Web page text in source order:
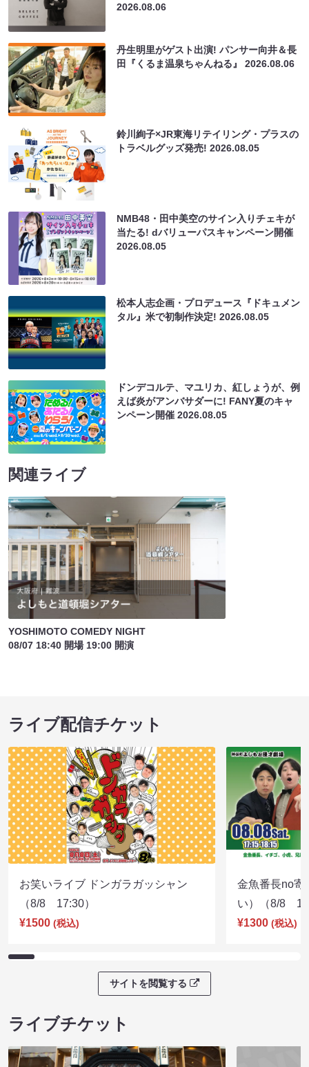
2026.08.06
丹生明里がゲスト出演! パンサー向井＆長
田『くるま温泉ちゃんねる』2026.08.06
鈴川絢子×JR東海リテイリング・プラスの
トラベルグッズ発売!2026.08.05
NMB48・田中美空のサイン入りチェキが
当たる! dバリューパスキャンペーン開催
2026.08.05
松本人志企画・プロデュース『ドキュメン
タル』米で初制作決定!2026.08.05
ドンデコルテ、マユリカ、紅しょうが、例
えば炎がアンバサダーに! FANY夏のキャ
ンペーン開催2026.08.05
関連ライブ
YOSHIMOTO COMEDY NIGHT
08/07 18:40 開場 19:00 開演
ライブ配信チケット
お笑いライブ ドンガラガッシャン
（8/8 17:30）
¥1500 (税込)
金魚番長no寄
い）（8/8
¥1300 (税込)
サイトを閲覧する
ライブチケット